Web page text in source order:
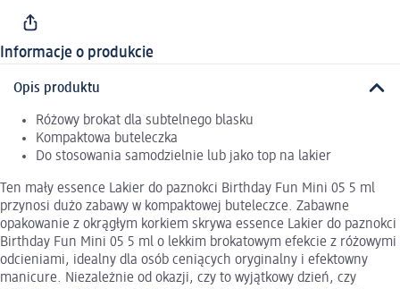
Informacje o produkcie
Opis produktu
Różowy brokat dla subtelnego blasku
Kompaktowa buteleczka
Do stosowania samodzielnie lub jako top na lakier
Ten mały essence Lakier do paznokci Birthday Fun Mini 05 5 ml
przynosi dużo zabawy w kompaktowej buteleczce. Zabawne
opakowanie z okrągłym korkiem skrywa essence Lakier do paznokci
Birthday Fun Mini 05 5 ml o lekkim brokatowym efekcie z różowymi
odcieniami, idealny dla osób ceniących oryginalny i efektowny
manicure. Niezależnie od okazji, czy to wyjątkowy dzień, czy